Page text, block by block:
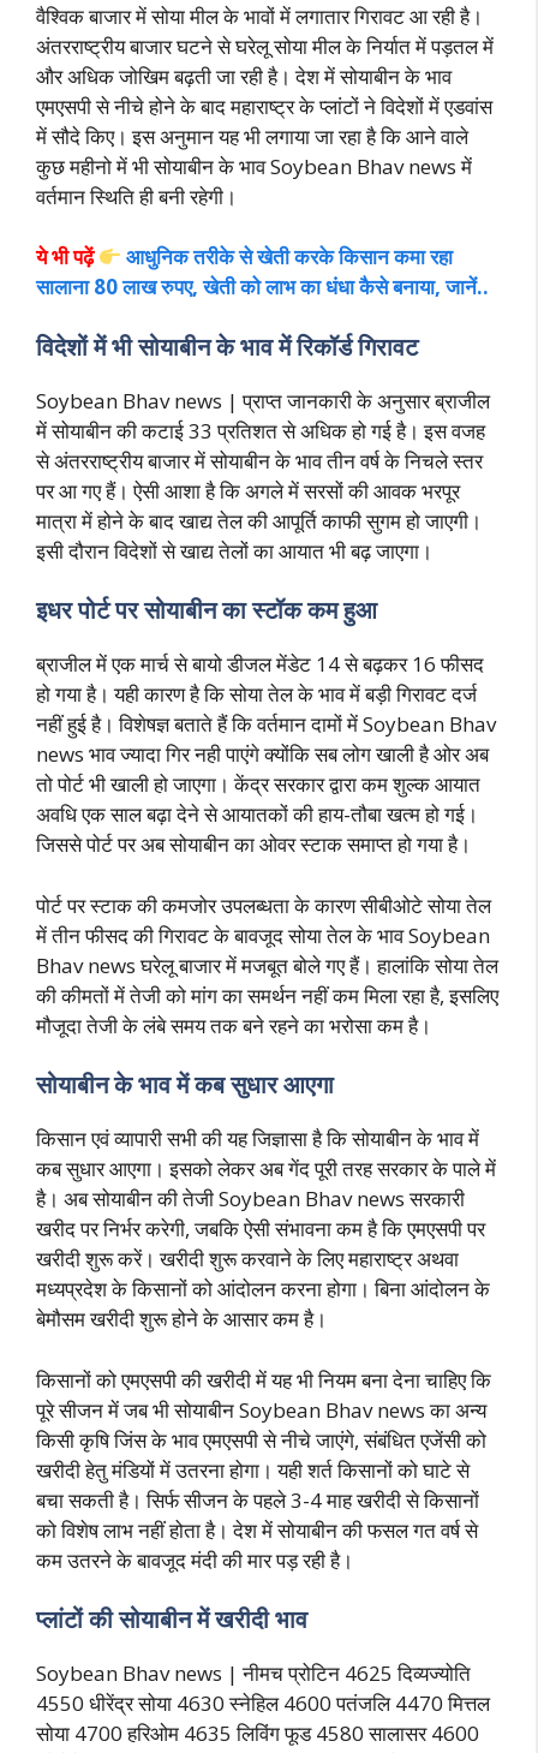
वैश्विक बाजार में सोया मील के भावों में लगातार गिरावट आ रही है।
अंतरराष्ट्रीय बाजार घटने से घरेलू सोया मील के निर्यात में पड़तल में
और अधिक जोखिम बढ़ती जा रही है। देश में सोयाबीन के भाव
एमएसपी से नीचे होने के बाद महाराष्ट्र के प्लांटों ने विदेशों में एडवांस
में सौदे किए। इस अनुमान यह भी लगाया जा रहा है कि आने वाले
कुछ महीनो में भी सोयाबीन के भाव Soybean Bhav news में
वर्तमान स्थिति ही बनी रहेगी।
ये भी पढ़ें
आधुनिक तरीके से खेती करके किसान कमा रहा
सालाना 80 लाख रुपए, खेती को लाभ का धंधा कैसे बनाया, जानें..
विदेशों में भी सोयाबीन के भाव में रिकॉर्ड गिरावट
Soybean Bhav news | प्राप्त जानकारी के अनुसार ब्राजील
में सोयाबीन की कटाई 33 प्रतिशत से अधिक हो गई है। इस वजह
से अंतरराष्ट्रीय बाजार में सोयाबीन के भाव तीन वर्ष के निचले स्तर
पर आ गए हैं। ऐसी आशा है कि अगले में सरसों की आवक भरपूर
मात्रा में होने के बाद खाद्य तेल की आपूर्ति काफी सुगम हो जाएगी।
इसी दौरान विदेशों से खाद्य तेलों का आयात भी बढ़ जाएगा।
इधर पोर्ट पर सोयाबीन का स्टॉक कम हुआ
ब्राजील में एक मार्च से बायो डीजल मेंडेट 14 से बढ़कर 16 फीसद
हो गया है। यही कारण है कि सोया तेल के भाव में बड़ी गिरावट दर्ज
नहीं हुई है। विशेषज्ञ बताते हैं कि वर्तमान दामों में Soybean Bhav
news भाव ज्यादा गिर नही पाएंगे क्योंकि सब लोग खाली है ओर अब
तो पोर्ट भी खाली हो जाएगा। केंद्र सरकार द्वारा कम शुल्क आयात
अवधि एक साल बढ़ा देने से आयातकों की हाय-तौबा खत्म हो गई।
जिससे पोर्ट पर अब सोयाबीन का ओवर स्टाक समाप्त हो गया है।
पोर्ट पर स्टाक की कमजोर उपलब्धता के कारण सीबीओटे सोया तेल
में तीन फीसद की गिरावट के बावजूद सोया तेल के भाव Soybean
Bhav news घरेलू बाजार में मजबूत बोले गए हैं। हालांकि सोया तेल
की कीमतों में तेजी को मांग का समर्थन नहीं कम मिला रहा है, इसलिए
मौजूदा तेजी के लंबे समय तक बने रहने का भरोसा कम है।
सोयाबीन के भाव में कब सुधार आएगा
किसान एवं व्यापारी सभी की यह जिज्ञासा है कि सोयाबीन के भाव में
कब सुधार आएगा। इसको लेकर अब गेंद पूरी तरह सरकार के पाले में
है। अब सोयाबीन की तेजी Soybean Bhav news सरकारी
खरीद पर निर्भर करेगी, जबकि ऐसी संभावना कम है कि एमएसपी पर
खरीदी शुरू करें। खरीदी शुरू करवाने के लिए महाराष्ट्र अथवा
मध्यप्रदेश के किसानों को आंदोलन करना होगा। बिना आंदोलन के
बेमौसम खरीदी शुरू होने के आसार कम है।
किसानों को एमएसपी की खरीदी में यह भी नियम बना देना चाहिए कि
पूरे सीजन में जब भी सोयाबीन Soybean Bhav news का अन्य
किसी कृषि जिंस के भाव एमएसपी से नीचे जाएंगे, संबंधित एजेंसी को
खरीदी हेतु मंडियों में उतरना होगा। यही शर्त किसानों को घाटे से
बचा सकती है। सिर्फ सीजन के पहले 3-4 माह खरीदी से किसानों
को विशेष लाभ नहीं होता है। देश में सोयाबीन की फसल गत वर्ष से
कम उतरने के बावजूद मंदी की मार पड़ रही है।
प्लांटों की सोयाबीन में खरीदी भाव
Soybean Bhav news | नीमच प्रोटिन 4625 दिव्यज्योति
4550 धीरेंद्र सोया 4630 स्नेहिल 4600 पतंजलि 4470 मित्तल
सोया 4700 हरिओम 4635 लिविंग फूड 4580 सालासर 4600